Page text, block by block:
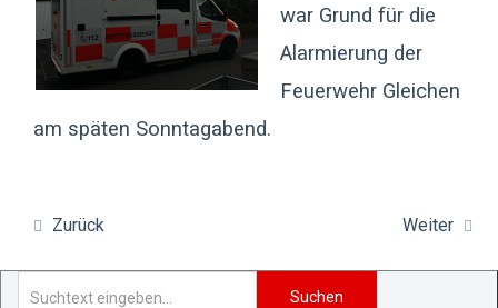
war Grund für die
Alarmierung der
Feuerwehr Gleichen
am späten Sonntagabend.
Zurück Weiter
Suchen